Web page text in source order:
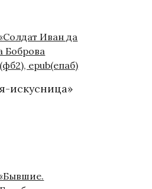
искусница»